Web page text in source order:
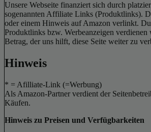
Unsere Webseite finanziert sich durch
sogenannten Affiliate Links (Produktlinks).
oder einem Hinweis auf Amazon verlinkt.
Produktlinks bzw. Werbeanzeigen verdienen
Betrag, der uns hilft, diese Seite weiter zu
Hinweis
* = Afilliate-Link (=Werbung)
Als Amazon-Partner verdient der
Käufen.
Hinweis zu Preisen und Verfügbarkeiten